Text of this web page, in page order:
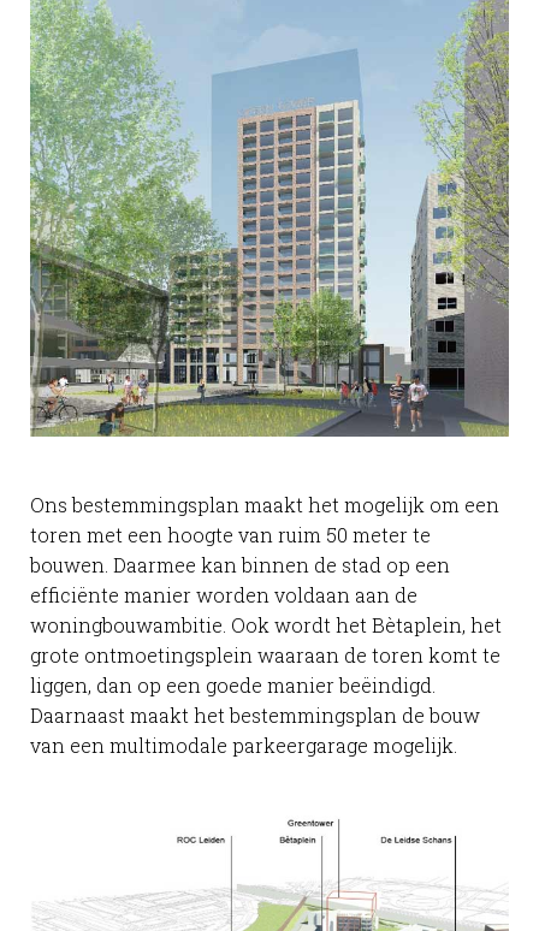
Ons bestemmingsplan maakt het mogelijk om een
toren met een hoogte van ruim 50 meter te
bouwen. Daarmee kan binnen de stad op een
efficiënte manier worden voldaan aan de
woningbouwambitie. Ook wordt het Bètaplein, het
grote ontmoetingsplein waaraan de toren komt te
liggen, dan op een goede manier beëindigd.
Daarnaast maakt het bestemmingsplan de bouw
van een multimodale parkeergarage mogelijk.